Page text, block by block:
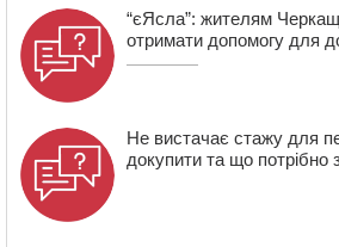
“єЯсла”: жителям
отримати допомогу для
Не вистачає стажу для
докупити та що потрібно